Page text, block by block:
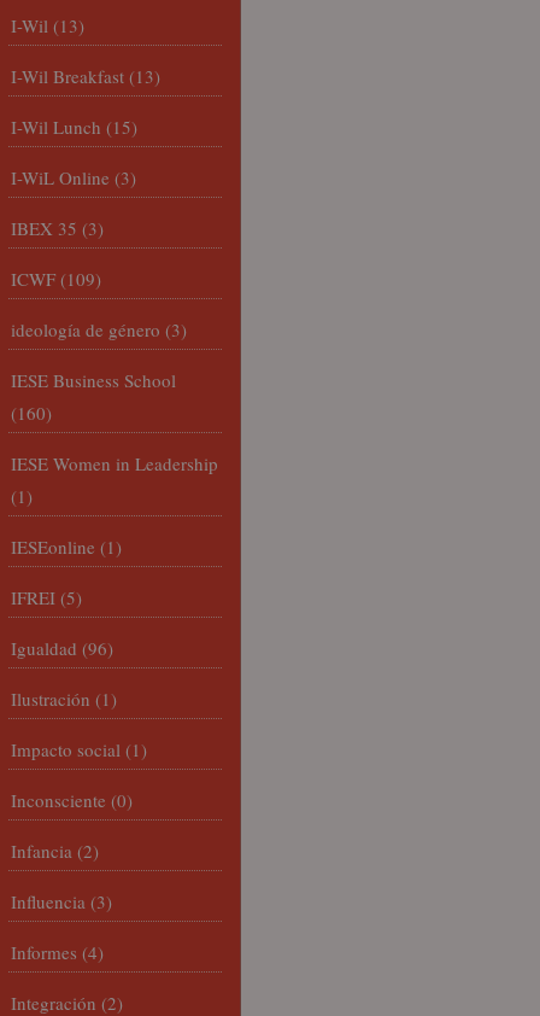
I-Wil (13)
I-Wil Breakfast (13)
I-Wil Lunch (15)
I-WiL Online (3)
IBEX 35 (3)
ICWF (109)
ideología de género (3)
IESE Business School
(160)
IESE Women in Leadership
(1)
IESEonline (1)
IFREI (5)
Igualdad (96)
Ilustración (1)
Impacto social (1)
Inconsciente (0)
Infancia (2)
Influencia (3)
Informes (4)
Integración (2)